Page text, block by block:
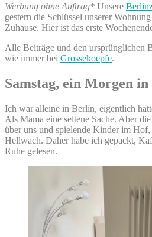
Werbung ohne Auftrag* Unsere
gestern die Schlüssel unserer
Zuhause. Hier ist das erste
Alle Beiträge und den ursprünglichen
wie immer bei Grossekoepfe.
Samstag, ein Morgen
Ich war alleine in Berlin, eigentlich
Als Mama eine seltene Sache. Aber
über uns und spielende Kinder im
Hellwach. Daher habe ich gepackt,
Ruhe gelesen.